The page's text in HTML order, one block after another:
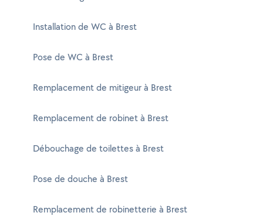
Installation de WC à Brest
Pose de WC à Brest
Remplacement de mitigeur à Brest
Remplacement de robinet à Brest
Débouchage de toilettes à Brest
Pose de douche à Brest
Remplacement de robinetterie à Brest